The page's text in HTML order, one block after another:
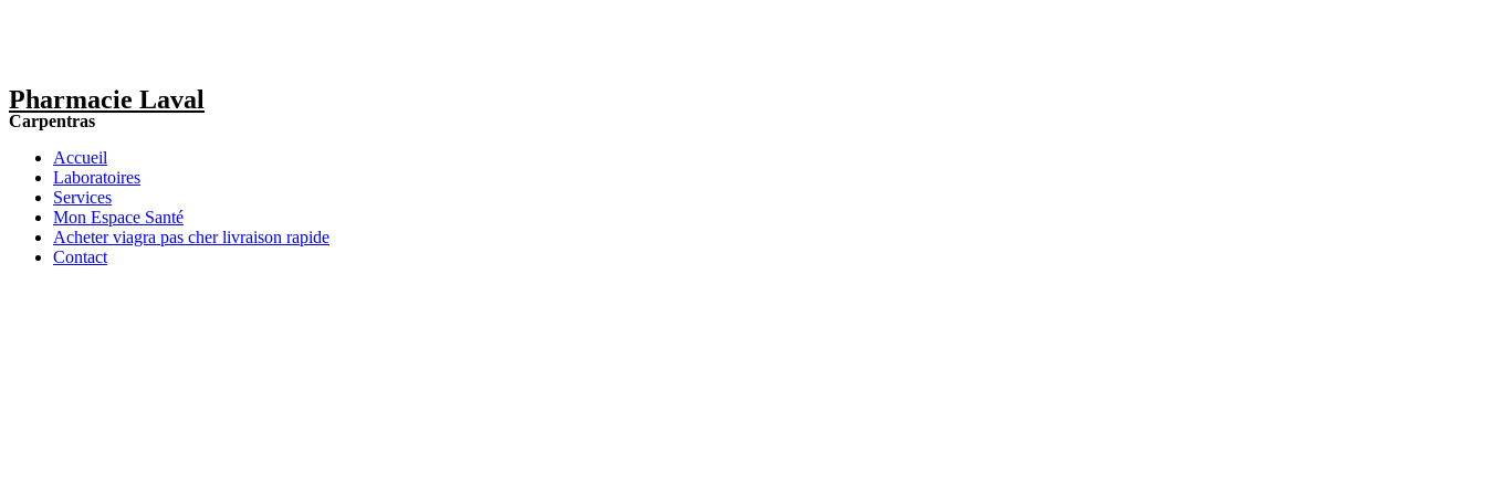
Pharmacie Laval
Carpentras
Accueil
Laboratoires
Services
Mon Espace Santé
Acheter viagra pas cher livraison rapide
Contact